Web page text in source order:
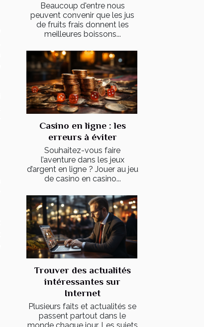
Beaucoup d'entre nous
peuvent convenir que les jus
de fruits frais donnent les
meilleures boissons...
Casino en ligne : les
erreurs à éviter
Souhaitez-vous faire
l’aventure dans les jeux
d’argent en ligne ? Jouer au jeu
de casino en casino...
Trouver des actualités
intéressantes sur
Internet
Plusieurs faits et actualités se
passent partout dans le